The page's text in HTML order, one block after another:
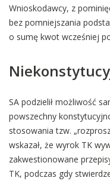
Wnioskodawcy, z
bez pomniejszania
o sumę kwot wcześniej
SA podzielił możliwość
powszechny
stosowania tzw.
wskazał, że wyrok TK
zakwestionowane
TK, podczas gdy